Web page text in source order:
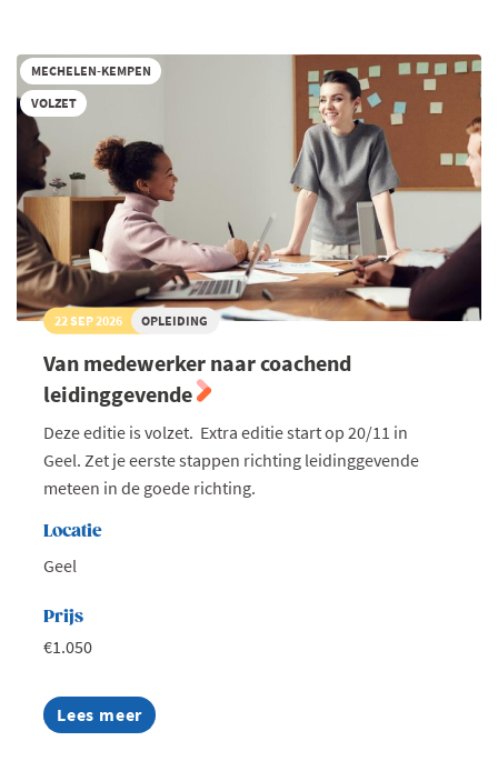
(Kempen)
MECHELEN-KEMPEN
VOLZET
22 SEP 2026 OPLEIDING
Van medewerker naar coachend
leidinggevende
Deze editie is volzet. Extra editie start op 20/11 in
Geel. Zet je eerste stappen richting leidinggevende
meteen in de goede richting.
Locatie
Geel
Prijs
€1.050
Lees meer
about
Van